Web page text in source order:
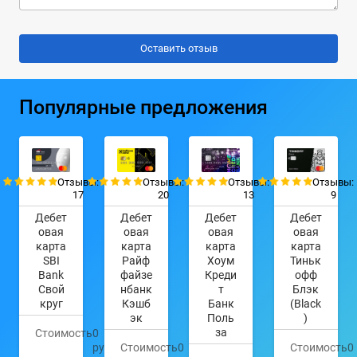
Популярные предложения
Отзывы:
17
Дебет
овая
карта
SBI
Bank
Свой
круг
Стоимость0
руб.
Отзывы:
20
Дебет
овая
карта
Райф
файзе
нбанк
Кэшб
эк
Стоимость0
Отзывы:
13
Дебет
овая
карта
Хоум
Креди
т
Банк
Поль
за
Отзывы:
9
Дебет
овая
карта
Тиньк
офф
Блэк
(Black
)
Стоимость0